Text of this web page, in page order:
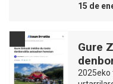
15 de
Gure
2025eko